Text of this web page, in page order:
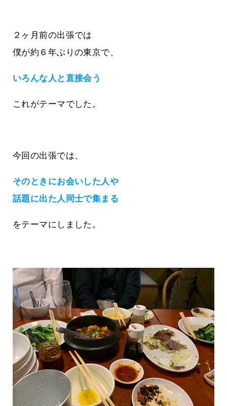
２ヶ月前の出張では
僕が約６年ぶりの東京で、
いろんな人と直接会う
これがテーマでした。
今回の出張では、
そのときにお会いした人や
話題に出た人同士で集まる
をテーマにしました。